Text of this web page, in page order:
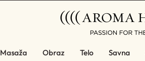
Masaža Obraz Telo Savna